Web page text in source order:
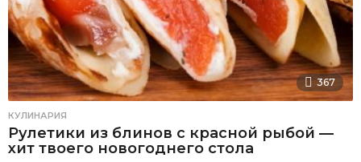
367
КУЛИНАРИЯ
Рулетики из блинов с красной рыбой —
хит твоего новогоднего стола